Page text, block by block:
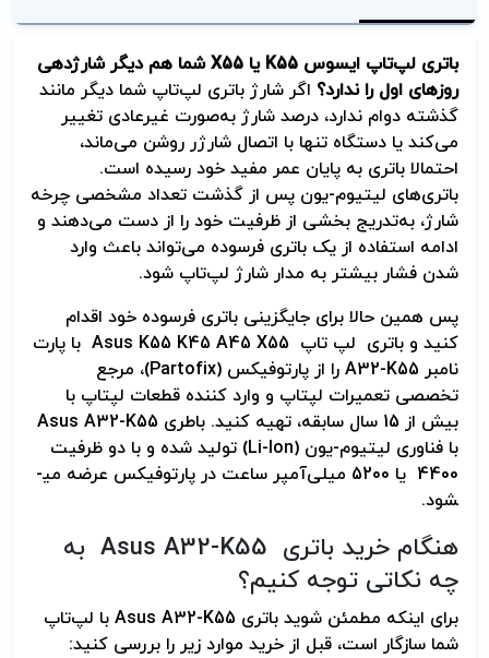
باتری لپ‌تاپ ایسوس K55 یا X55 شما هم دیگر شارژدهی
روزهای اول را ندارد؟ اگر شارژ باتری لپ‌تاپ شما دیگر مانند
گذشته دوام ندارد، درصد شارژ به‌صورت غیرعادی تغییر
می‌کند یا دستگاه تنها با اتصال شارژر روشن می‌ماند،
احتمالا باتری به پایان عمر مفید خود رسیده است.
باتری‌های لیتیوم-یون پس از گذشت تعداد مشخصی چرخه
شارژ، به‌تدریج بخشی از ظرفیت خود را از دست می‌دهند و
ادامه استفاده از یک باتری فرسوده می‌تواند باعث وارد
شدن فشار بیشتر به مدار شارژ لپ‌تاپ شود.
پس همین حالا برای جایگزینی باتری فرسوده خود اقدام
کنید و باتری لپ تاپ Asus K55 K45 A45 X55 با پارت
نامبر A32-K55 را از پارتوفیکس (Partofix)، مرجع
تخصصی تعمیرات لپتاپ و وارد کننده قطعات لپتاپ با
بیش از 15 سال سابقه، تهیه کنید. باطری Asus A32-K55
با فناوری لیتیوم-یون (Li-Ion) تولید شده و با دو ظرفیت
4400 یا 5200 میلی‌آمپر ساعت در پارتوفیکس عرضه می­
شود.
هنگام خرید باتری Asus A32-K55 به
چه نکاتی توجه کنیم؟
برای اینکه مطمئن شوید باتری Asus A32-K55 با لپ‌تاپ
شما سازگار است، قبل از خرید موارد زیر را بررسی کنید: